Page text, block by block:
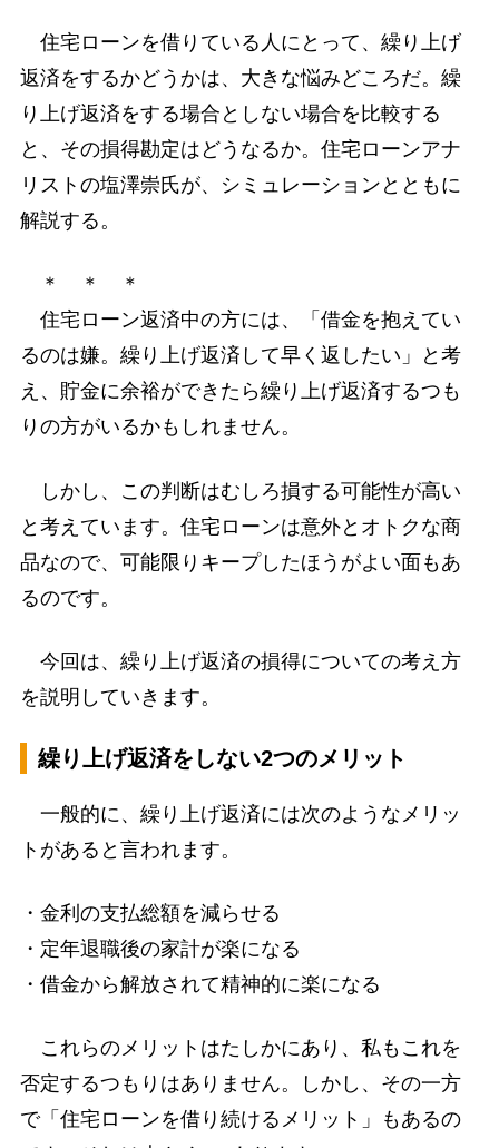
住宅ローンを借りている人にとって、繰り上げ
返済をするかどうかは、大きな悩みどころだ。繰
り上げ返済をする場合としない場合を比較する
と、その損得勘定はどうなるか。住宅ローンアナ
リストの塩澤崇氏が、シミュレーションとともに
解説する。
＊ ＊ ＊
住宅ローン返済中の方には、「借金を抱えてい
るのは嫌。繰り上げ返済して早く返したい」と考
え、貯金に余裕ができたら繰り上げ返済するつも
りの方がいるかもしれません。
しかし、この判断はむしろ損する可能性が高い
と考えています。住宅ローンは意外とオトクな商
品なので、可能限りキープしたほうがよい面もあ
るのです。
今回は、繰り上げ返済の損得についての考え方
を説明していきます。
繰り上げ返済をしない2つのメリット
一般的に、繰り上げ返済には次のようなメリッ
トがあると言われます。
・金利の支払総額を減らせる
・定年退職後の家計が楽になる
・借金から解放されて精神的に楽になる
これらのメリットはたしかにあり、私もこれを
否定するつもりはありません。しかし、その一方
で「住宅ローンを借り続けるメリット」もあるの